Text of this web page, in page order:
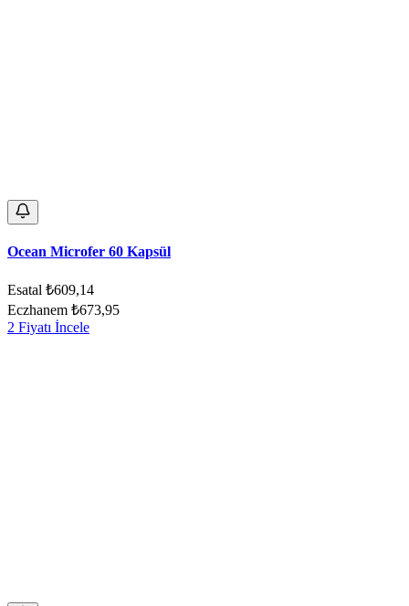
Ocean Microfer 60 Kapsül
Esatal ₺609,14
Eczhanem ₺673,95
2 Fiyatı İncele